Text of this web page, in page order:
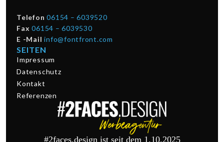
Telefon 06154 – 6039520
Fax 06154 – 6039530
E -Mail info@fontfront.com
SEITEN
Impressum
Datenschutz
Kontakt
Referenzen
#2faces.design ist seit dem 1.10.2025